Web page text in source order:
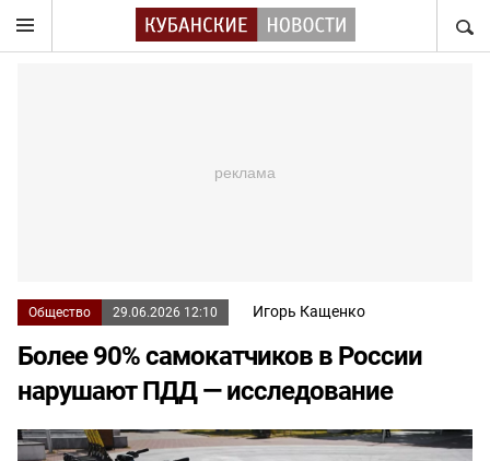
Общество 29.06.2026 12:10 Игорь Кащенко
Более 90% самокатчиков в России
нарушают ПДД — исследование